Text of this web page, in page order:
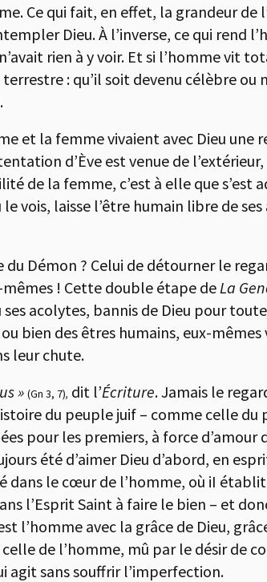
Ce qui fait, en effet, la grandeur de
Dieu. À l’inverse, ce qui rend
rien à y voir. Et si l’homme vit
: qu’il soit devenu célèbre ou
et la femme vivaient avec Dieu une
d’Ève est venue de
de la femme, c’est à elle que
vois, laisse l’être humain libre de
Démon ? Celui de détourner le
mêmes ! Cette double étape deLa
acolytes, bannis de Dieu pour
bien des êtres humains, eux-
leur chute.
» (Gn 3, 7), dit l’Écriture. Jamais le
du peuple juif – comme celle
pour les premiers, à force
été d’aimer Dieu d’abord, en
dans le cœur de l’homme, où iI
l’Esprit Saint à faire le bien – et
l’homme avec la grâce de Dieu,
celle de l’homme, mû par le désir de
agit sans souffrir l’imperfection.